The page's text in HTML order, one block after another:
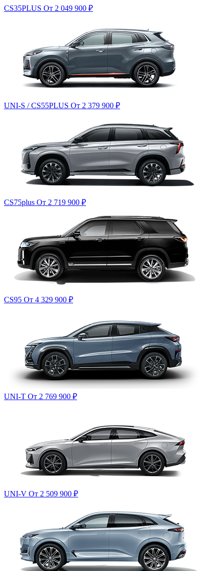
CS35PLUS От 2 049 900 ₽
UNI-S / CS55PLUS От 2 379 900 ₽
CS75plus От 2 719 900 ₽
CS95 От 4 329 900 ₽
UNI-T От 2 769 900 ₽
UNI-V От 2 509 900 ₽